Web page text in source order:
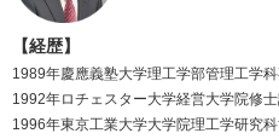
【経歴】
1989年慶應義塾大学理工学部管理工学科
1992年ロチェスター大学経営大学院修士
1996年東京工業大学大学院理工学研究